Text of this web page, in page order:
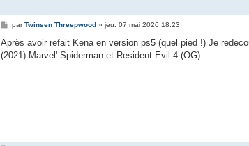
M
s
a
parTwinsen Threepwood» jeu. 07 mai 2026 18:23
Après avoir refait Kena en version ps5 (quel pied !) Je
(2021) Marvel' Spiderman et Resident Evil 4 (OG).